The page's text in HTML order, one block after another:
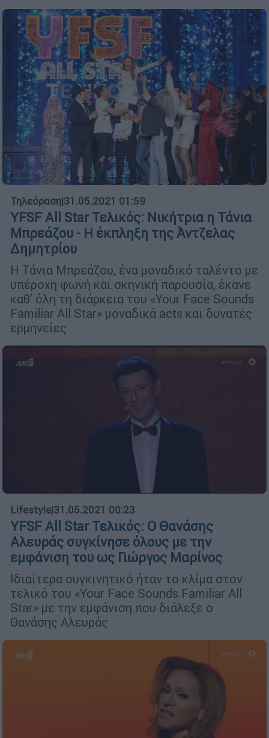
Τηλεόραση|31.05.2021 01:59
YFSF All Star Τελικός: Νικήτρια η Τάνια
Μπρεάζου - Η έκπληξη της Άντζελας
Δημητρίου
Η Τάνια Μπρεάζου, ένα μοναδικό ταλέντο με
υπέροχη φωνή και σκηνική παρουσία, έκανε
καθ’ όλη τη διάρκεια του «Your Face Sounds
Familiar All Star» μοναδικά acts και δυνατές
ερμηνείες
Lifestyle|31.05.2021 00:23
YFSF All Star Τελικός: Ο Θανάσης
Αλευράς συγκίνησε όλους με την
εμφάνιση του ως Γιώργος Μαρίνος
Ιδιαίτερα συγκινητικό ήταν το κλίμα στον
τελικό του «Your Face Sounds Familiar All
Star» με την εμφάνιση που διάλεξε ο
Θανάσης Αλευράς